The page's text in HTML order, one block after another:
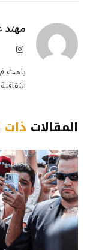
مهند
باحث
المقالات ذات